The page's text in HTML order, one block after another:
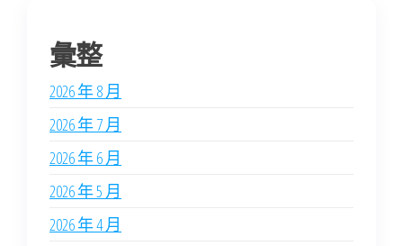
彙整
2026 年 8 月
2026 年 7 月
2026 年 6 月
2026 年 5 月
2026 年 4 月